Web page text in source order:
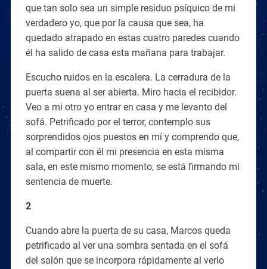
que tan solo sea un simple residuo psíquico de mi
verdadero yo, que por la causa que sea, ha
quedado atrapado en estas cuatro paredes cuando
él ha salido de casa esta mañana para trabajar.
Escucho ruidos en la escalera. La cerradura de la
puerta suena al ser abierta. Miro hacia el recibidor.
Veo a mi otro yo entrar en casa y me levanto del
sofá. Petrificado por el terror, contemplo sus
sorprendidos ojos puestos en mí y comprendo que,
al compartir con él mi presencia en esta misma
sala, en este mismo momento, se está firmando mi
sentencia de muerte.
2
Cuando abre la puerta de su casa, Marcos queda
petrificado al ver una sombra sentada en el sofá
del salón que se incorpora rápidamente al verlo